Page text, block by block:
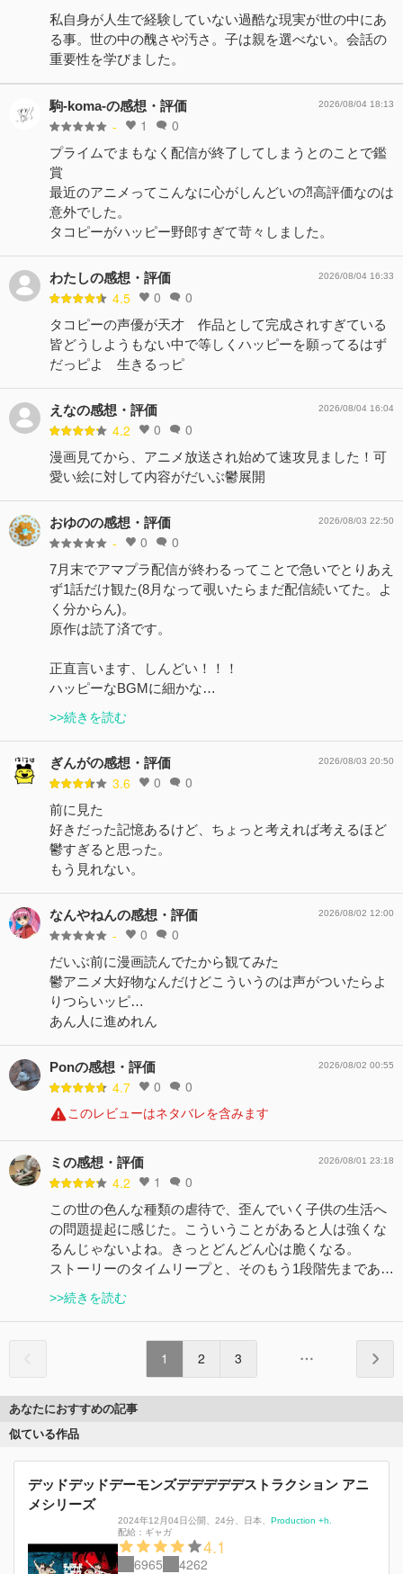
私自身が人生で経験していない過酷な現実が世の中にあ
る事。世の中の醜さや汚さ。子は親を選べない。会話の
重要性を学びました。
駒-koma-の感想・評価
- 1 0
2026/08/04 18:13
プライムでまもなく配信が終了してしまうとのことで鑑
賞
最近のアニメってこんなに心がしんどいの⁈高評価なのは
意外でした。
タコピーがハッピー野郎すぎて苛々しました。
わたしの感想・評価
4.5 0 0
2026/08/04 16:33
タコピーの声優が天才 作品として完成されすぎている
皆どうしようもない中で等しくハッピーを願ってるはず
だっピよ 生きるっピ
えなの感想・評価
4.2 0 0
2026/08/04 16:04
漫画見てから、アニメ放送され始めて速攻見ました！可
愛い絵に対して内容がだいぶ鬱展開
おゆのの感想・評価
- 0 0
2026/08/03 22:50
7月末でアマプラ配信が終わるってことで急いでとりあえ
ず1話だけ観た(8月なって覗いたらまだ配信続いてた。よ
く分からん)。
原作は読了済です。
正直言います、しんどい！！！
ハッピーなBGMに細かな…
>>続きを読む
ぎんがの感想・評価
3.6 0 0
2026/08/03 20:50
前に見た
好きだった記憶あるけど、ちょっと考えれば考えるほど
鬱すぎると思った。
もう見れない。
なんやねんの感想・評価
- 0 0
2026/08/02 12:00
だいぶ前に漫画読んでたから観てみた
鬱アニメ大好物なんだけどこういうのは声がついたらよ
りつらいッピ…
あん人に進めれん
Ponの感想・評価
4.7 0 0
2026/08/02 00:55
このレビューはネタバレを含みます
ミの感想・評価
4.2 1 0
2026/08/01 23:18
この世の色んな種類の虐待で、歪んでいく子供の生活へ
の問題提起に感じた。こういうことがあると人は強くな
るんじゃないよね。きっとどんどん心は脆くなる。
ストーリーのタイムリープと、そのもう1段階先まであ…
>>続きを読む
1 2 3
あなたにおすすめの記事
似ている作品
デッドデッドデーモンズデデデデデストラクション アニ
メシリーズ
2024年12月04日公開 24分 日本
Production +h.
配給： ギャガ
4.1
6965 4262